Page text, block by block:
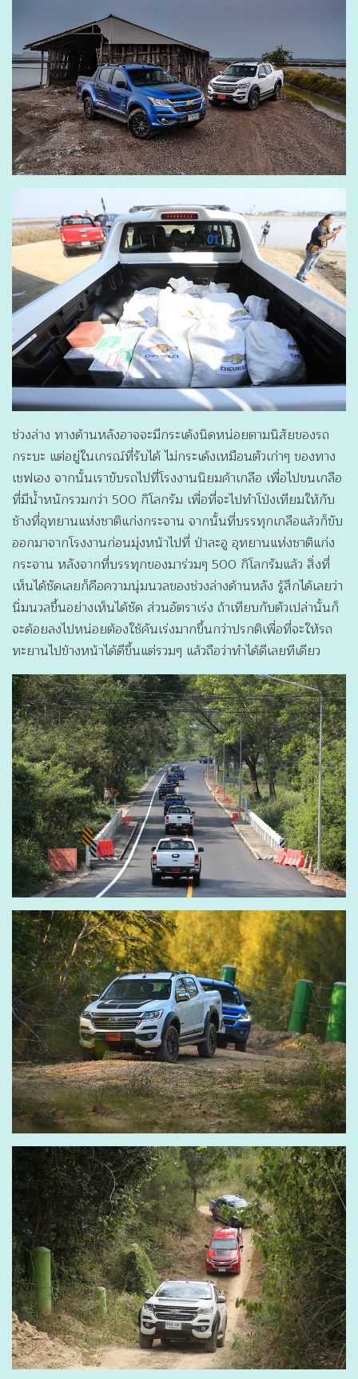
ช่วงล่าง ทางด้านหลังอาจจะมีกระเด้งนิดหน่อยตามนิสัยของรถ
กระบะ แต่อยู่ในเกรณ์ที่รับได้ ไม่กระเด้งเหมือนตัวเก่าๆ ของทาง
เชฟเอง จากนั้นเราขับรถไปที่โรงงานนิยมค้าเกลือ เพื่อไปขนเกลือ
ที่มีน้ำหนักรวมกว่า 500 กิโลกรัม เพื่อที่จะไปทำโป่งเทียมให้กับ
ช้างที่อุทยานแห่งชาติแก่งกระจาน จากนั้นที่บรรทุกเกลือแล้วก็ขับ
ออกมาจากโรงงานก่อนมุ่งหน้าไปที่ ป่าละอู อุทยานแห่งชาติแก่ง
กระจาน หลังจากที่บรรทุกของมาร่วมๆ 500 กิโลกรัมแล้ว สิ่งที่
เห็นได้ชัดเลยก็คือความนุ่มนวลของช่วงล่างด้านหลัง รู้สึกได้เลยว่า
นิ่มนวลขึ้นอย่างเห็นได้ชัด ส่วนอัตราเร่ง ถ้าเทียบกับตัวเปล่านั้นก็
จะด้อยลงไปหน่อยต้องใช้คันเร่งมากขึ้นกว่าปรกติเพื่อที่จะให้รถ
ทะยานไปข้างหน้าได้ดีขึ้นแต่รวมๆ แล้วถือว่าทำได้ดีเลยทีเดียว